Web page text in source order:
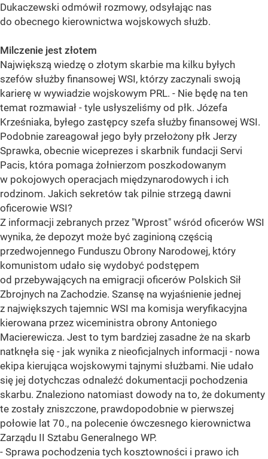
Dukaczewski odmówił rozmowy, odsyłając nas
do obecnego kierownictwa wojskowych służb.
Milczenie jest złotem
Największą wiedzę o złotym skarbie ma kilku byłych
szefów służby finansowej WSI, którzy zaczynali swoją
karierę w wywiadzie wojskowym PRL. - Nie będę na ten
temat rozmawiał - tyle usłyszeliśmy od płk. Józefa
Krześniaka, byłego zastępcy szefa służby finansowej WSI.
Podobnie zareagował jego były przełożony płk Jerzy
Sprawka, obecnie wiceprezes i skarbnik fundacji Servi
Pacis, która pomaga żołnierzom poszkodowanym
w pokojowych operacjach międzynarodowych i ich
rodzinom. Jakich sekretów tak pilnie strzegą dawni
oficerowie WSI?
Z informacji zebranych przez "Wprost" wśród oficerów WSI
wynika, że depozyt może być zaginioną częścią
przedwojennego Funduszu Obrony Narodowej, który
komunistom udało się wydobyć podstępem
od przebywających na emigracji oficerów Polskich Sił
Zbrojnych na Zachodzie. Szansę na wyjaśnienie jednej
z największych tajemnic WSI ma komisja weryfikacyjna
kierowana przez wiceministra obrony Antoniego
Macierewicza. Jest to tym bardziej zasadne że na skarb
natknęła się - jak wynika z nieoficjalnych informacji - nowa
ekipa kierująca wojskowymi tajnymi służbami. Nie udało
się jej dotychczas odnaleźć dokumentacji pochodzenia
skarbu. Znaleziono natomiast dowody na to, że dokumenty
te zostały zniszczone, prawdopodobnie w pierwszej
połowie lat 70., na polecenie ówczesnego kierownictwa
Zarządu II Sztabu Generalnego WP.
- Sprawa pochodzenia tych kosztowności i prawo ich